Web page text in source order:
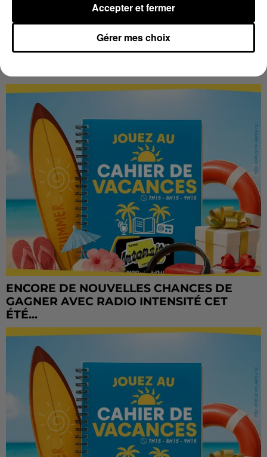
CADEAUX AUSSI SUR INTENSITÉ !...
ENCORE DE NOUVELLES CHANCES DE
GAGNER AVEC RADIO INTENSITÉ CET
ÉTÉ...
Gérer mes choix
Accepter et fermer